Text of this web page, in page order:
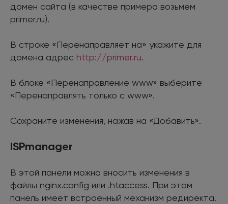
домен сайта (в качестве примера возьмем
primer.ru).
В строке «Перенаправляет на» укажите для
домена адрес http://primer.ru.
В блоке «Перенаправление www» выберите
«Перенаправлять только с www».
Сохраните изменения, нажав на «Добавить».
ISPmanager
В этой панели можно вносить изменения в
файлы nginx.config или .htaccess. При этом
панель имеет встроенный механизм редиректа.